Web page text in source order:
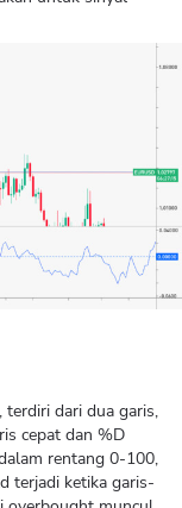
dari dua garis,
cepat dan %D
rentang 0-100,
terjadi ketika garis-